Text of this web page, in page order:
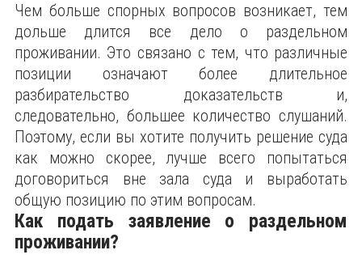
Чем больше спорных вопросов возникает, тем
дольше длится все дело о раздельном
проживании. Это связано с тем, что различные
позиции означают более длительное
разбирательство доказательств и,
следовательно, большее количество слушаний.
Поэтому, если вы хотите получить решение суда
как можно скорее, лучше всего попытаться
договориться вне зала суда и выработать
общую позицию по этим вопросам.
Как подать заявление о раздельном
проживании?